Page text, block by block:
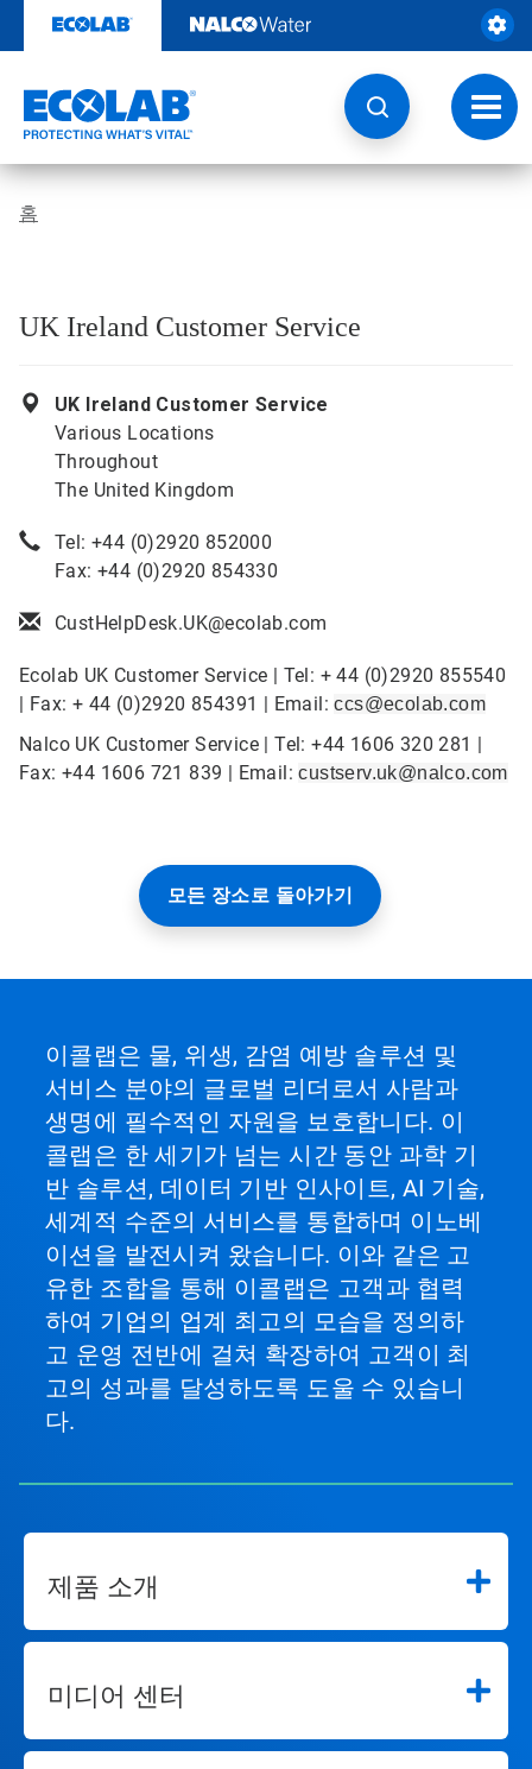
츠
기
토
글
내
비
홈
UK Ireland Customer Service
UK Ireland Customer Service
Various Locations
Throughout
The United Kingdom
Tel: +44 (0)2920 852000
Fax: +44 (0)2920 854330
CustHelpDesk.UK@ecolab.com
Ecolab UK Customer Service | Tel: + 44 (0)2920 855540
| Fax: + 44 (0)2920 854391 | Email:ccs@ecolab.com
Nalco UK Customer Service | Tel: +44 1606 320 281 |
Fax: +44 1606 721 839 | Email:custserv.uk@nalco.com
모든 장소로 돌아가기
이콜랩은 물, 위생, 감염 예방 솔루션 및
서비스 분야의 글로벌 리더로서 사람과
생명에 필수적인 자원을 보호합니다. 이
콜랩은 한 세기가 넘는 시간 동안 과학 기
반 솔루션, 데이터 기반 인사이트, AI 기술,
세계적 수준의 서비스를 통합하며 이노베
이션을 발전시켜 왔습니다. 이와 같은 고
유한 조합을 통해 이콜랩은 고객과 협력
하여 기업의 업계 최고의 모습을 정의하
고 운영 전반에 걸쳐 확장하여 고객이 최
고의 성과를 달성하도록 도울 수 있습니
다.
제품 소개
미디어 센터